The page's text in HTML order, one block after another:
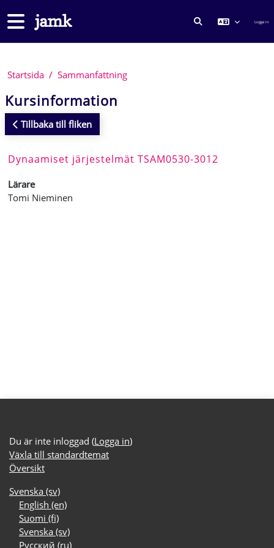
Sidopanel
VÄXLA Logga in
Startsida Sammanfattning
Kursinformation
Tillbaka till fliken
Dynaamiset järjestelmät TSAM0530-3012
Lärare
Tomi Nieminen
Du är inte inloggad (Logga in)
Växla till standardtemat
Översikt
Svenska ‎(sv)‎
English ‎(en)‎
Suomi ‎(fi)‎
Svenska ‎(sv)‎
Русский ‎(ru)‎